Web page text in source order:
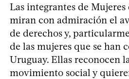
Las integrantes de Mujeres
miran con admiración el
de derechos y,
de las mujeres que se han
Uruguay. Ellas reconocen
movimiento social y